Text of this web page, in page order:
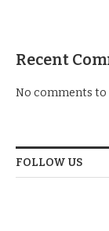
Recent
No comments to
FOLLOW US